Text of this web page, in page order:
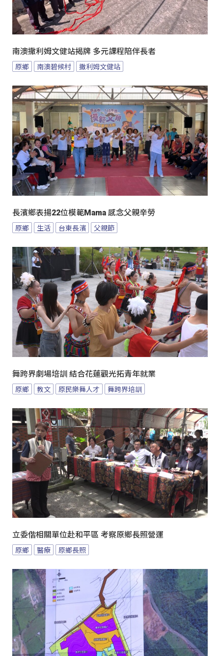
南澳撒利姆文健站揭牌 多元課程陪伴長者
原鄉 南澳碧候村 撒利姆文健站
長濱鄉表揚22位模範Mama 感念父親辛勞
原鄉 生活 台東長濱 父親節
舞跨界劇場培訓 結合花蓮觀光拓青年就業
原鄉 教文 原民樂舞人才 舞跨界培訓
立委偕相關單位赴和平區 考察原鄉長照營運
原鄉 醫療 原鄉長照